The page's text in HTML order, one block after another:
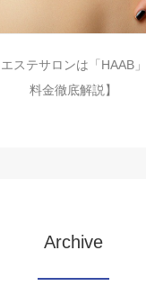
ステサロンは「HAAB
料金徹底解説】
Archive